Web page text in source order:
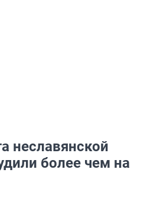
неславянской
более чем на